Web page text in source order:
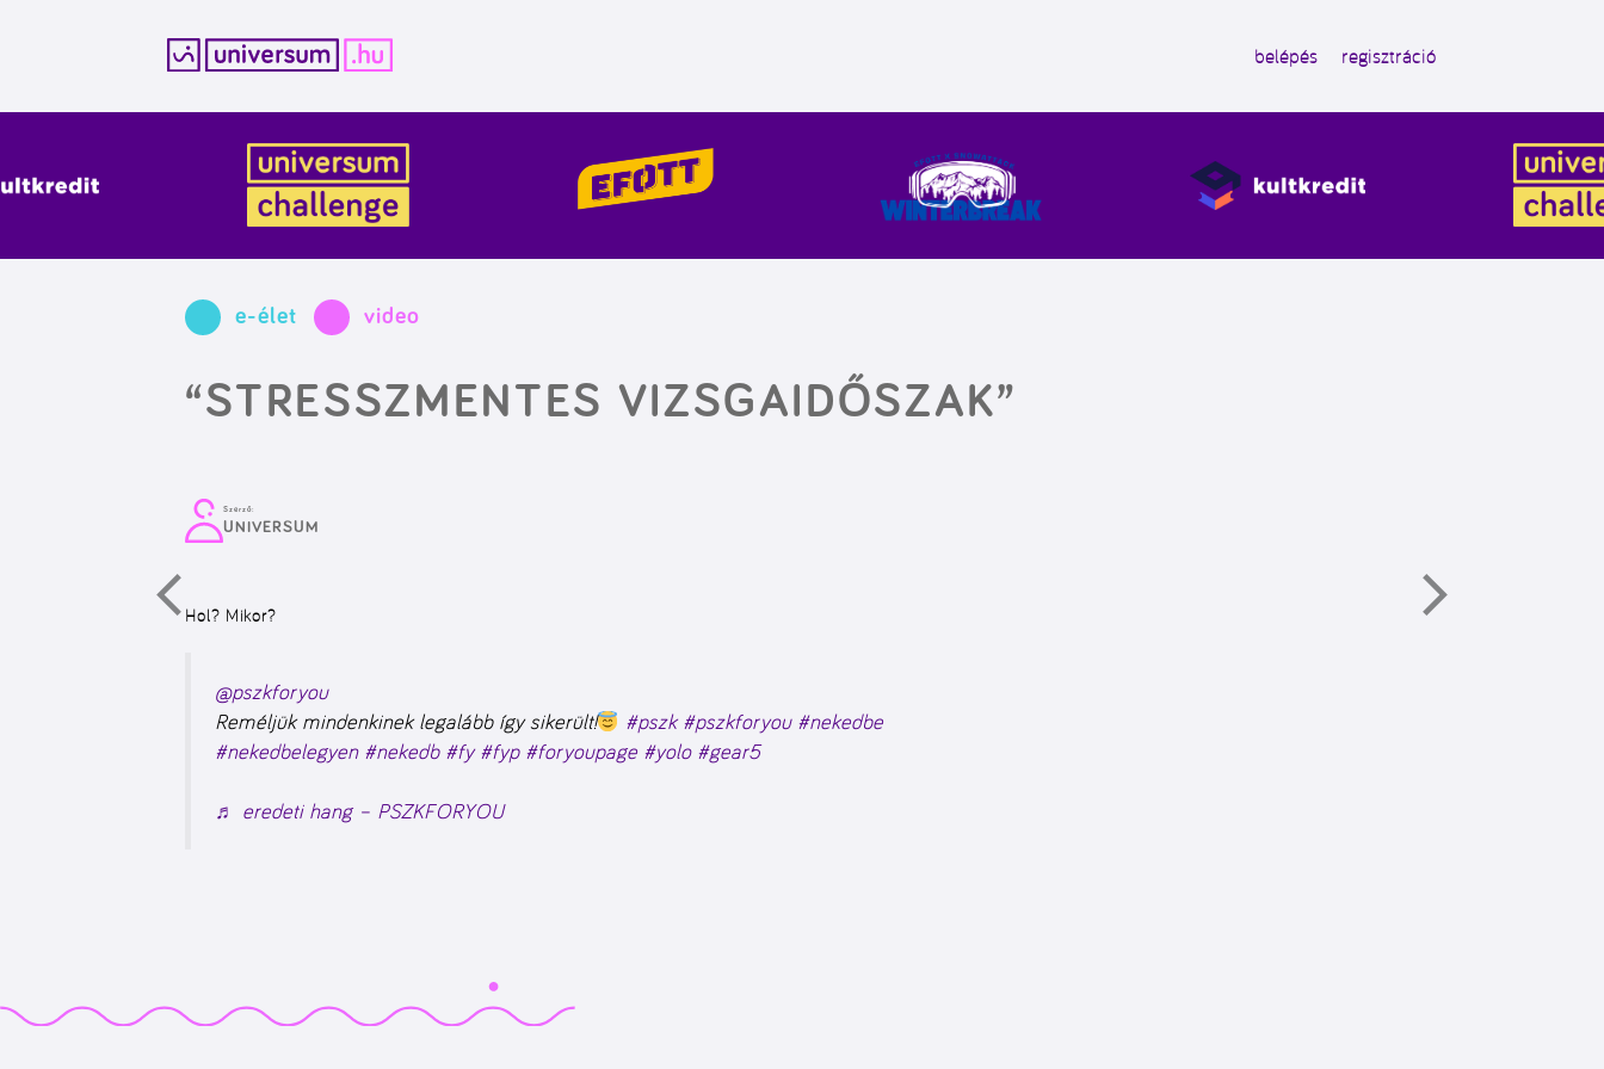
belépés regisztráció
e-élet video
“STRESSZMENTES VIZSGAIDŐSZAK”
Szerző:
UNIVERSUM
Hol? Mikor?
@pszkforyou
Reméljük mindenkinek legalább így sikerült!
#pszk #pszkforyou #nekedbe
#nekedbelegyen #nekedb #fy #fyp #foryoupage #yolo #gear5
♬ eredeti hang – PSZKFORYOU